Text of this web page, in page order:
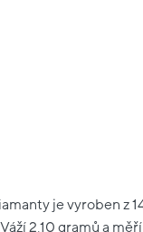
je vyroben z
2,10 gramů a